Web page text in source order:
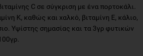
C σε σύγκριση με ένα πορτοκάλι.
Κ, καθώς και χαλκό, βιταμίνη Ε, κάλιο,
Υψίστης σημασίας και τα 3γρ φυτικών